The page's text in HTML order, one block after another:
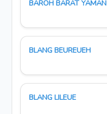
BAROH BARAT YAMAN
BLANG BEUREUEH
BLANG LILEUE